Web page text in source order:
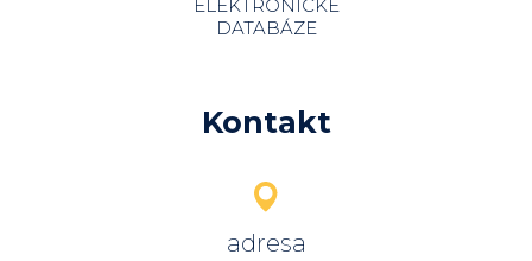
ELEKTRONICKÉ
DATABÁZE
Kontakt
adresa